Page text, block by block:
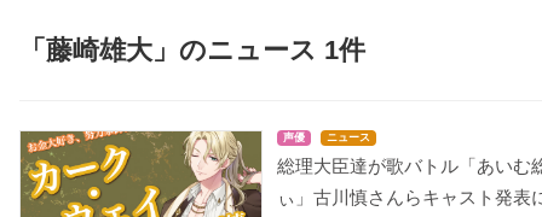
「藤崎雄大」のニュース 1件
声優 ニュース
総理大臣達が歌バトル「あいむ
ぃ」古川慎さんらキャスト発表